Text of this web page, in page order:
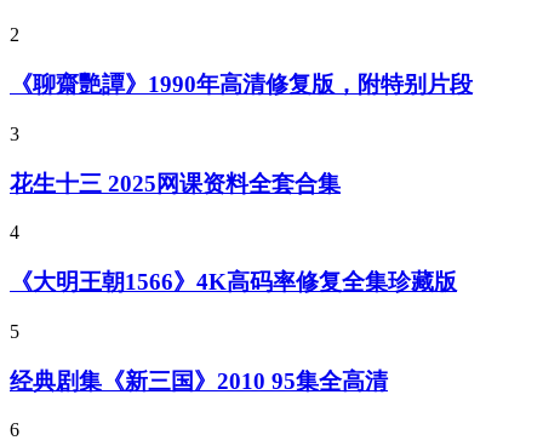
2
《聊齋艷譚》1990年高清修复版，附特别片段
3
花生十三 2025网课资料全套合集
4
《大明王朝1566》4K高码率修复全集珍藏版
5
经典剧集《新三国》2010 95集全高清
6